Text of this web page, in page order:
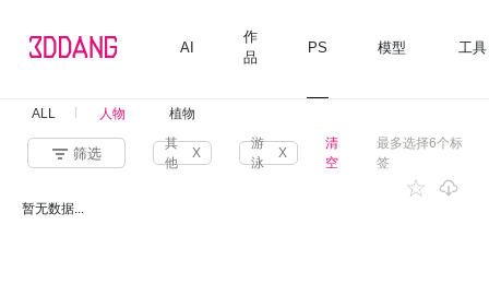
AI
作
品
PS 模型 工具
ALL 人物 植物
筛选
其
他
X
游
泳
X
清
空
最多选择6个标
签
暂无数据...